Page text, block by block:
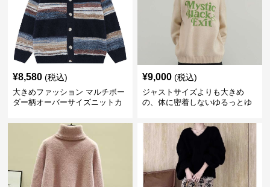
¥8,580 (税込)
大きめファッション マルチボー
ダー柄オーバーサイズニットカ
¥9,000 (税込)
ジャストサイズよりも大きめ
の、体に密着しないゆるっとゆ
ビッグシルエットロゴニット